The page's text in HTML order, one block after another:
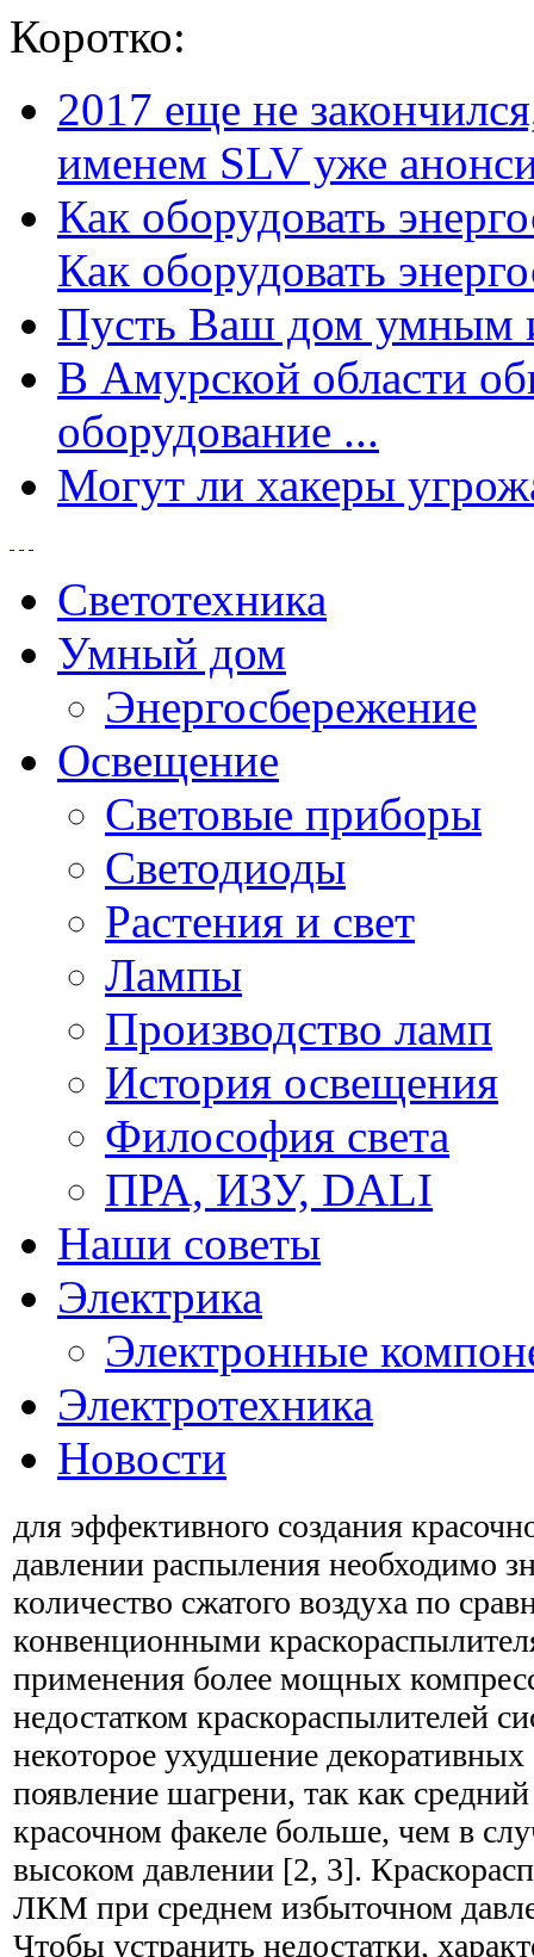
Коротко:
2017 еще не
именем SLV уже
Как оборудовать
Как оборудовать
Пусть Ваш дом умным
В Амурской области
оборудование ...
Могут ли хакеры
Светотехника
Умный дом
Энергосбережение
Освещение
Световые приборы
Светодиоды
Растения и свет
Лампы
Производство ламп
История освещения
Философия света
ПРА, ИЗУ, DALI
Наши советы
Электрика
Электронные
Электротехника
Новости
для эффективного создания
давлении распыления необходимо
количество сжатого воздуха по
конвенционными
применения более мощных
недостатком краскораспылителей
некоторое ухудшение
появление шагрени, так как
красочном факеле больше, чем в
высоком давлении [2, 3].
ЛКМ при среднем избыточном
Чтобы устранить недостатки,